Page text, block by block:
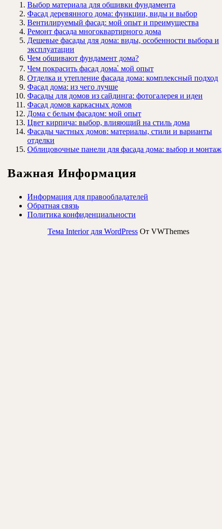
Выбор материала для обшивки фундамента
Фасад деревянного дома: функции, виды и выбор
Вентилируемый фасад: мой опыт и преимущества
Ремонт фасада многоквартирного дома
Дешевые фасады для дома: виды, особенности выбора и
эксплуатации
Чем обшивают фундамент дома?
Чем покрасить фасад дома⁚ мой опыт
Отделка и утепление фасада дома: комплексный подход
Фасад дома: из чего лучше
Фасады для домов из сайдинга: фотогалерея и идеи
Фасад домов каркасных домов
Дома с белым фасадом: мой опыт
Цвет кирпича: выбор, влияющий на стиль дома
Фасады частных домов: материалы, стили и варианты
отделки
Облицовочные панели для фасада дома: выбор и монтаж
Важная Информация
Информация для правообладателей
Обратная связь
Политика конфиденциальности
Тема Interior для WordPress От VWThemes